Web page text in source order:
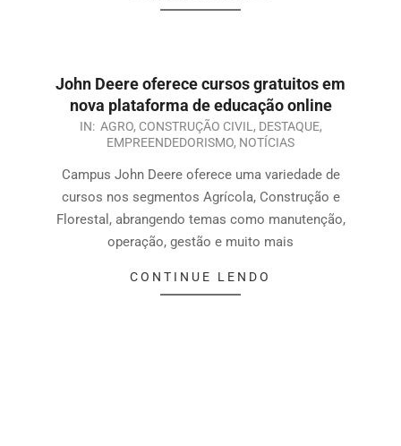
John Deere oferece cursos gratuitos em
nova plataforma de educação online
IN: AGRO, CONSTRUÇÃO CIVIL , DESTAQUE,
EMPREENDEDORISMO, NOTÍCIAS
Campus John Deere oferece uma variedade de
cursos nos segmentos Agrícola, Construção e
Florestal, abrangendo temas como manutenção,
operação, gestão e muito mais
CONTINUE LENDO